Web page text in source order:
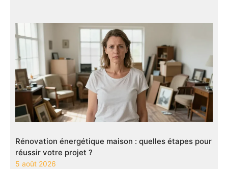
Rénovation énergétique maison : quelles étapes pour
réussir votre projet ?
5 août 2026